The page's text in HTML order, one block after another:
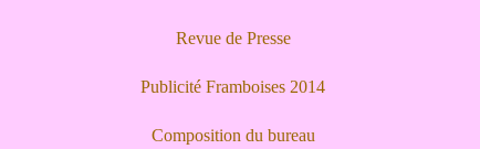
Revue de Presse
Publicité Framboises 2014
Composition du bureau